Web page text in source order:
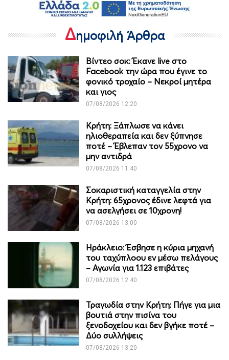
Δημοφιλή Άρθρα
Βίντεο σοκ: Έκανε live στο
Facebook την ώρα που έγινε το
φονικό τροχαίο – Νεκροί μητέρα
και γιος
07/08/2026 12:20
Κρήτη: Ξάπλωσε να κάνει
ηλιοθεραπεία και δεν ξύπνησε
ποτέ – Έβλεπαν τον 55χρονο να
μην αντιδρά
07/08/2026 11:40
Σοκαριστική καταγγελία στην
Κρήτη: 65χρονος έδινε λεφτά για
να ασελγήσει σε 10χρονη!
07/08/2026 13:00
Ηράκλειο: Έσβησε η κύρια μηχανή
του ταχύπλοου εν μέσω πελάγους
– Αγωνία για 1.123 επιβάτες
07/08/2026 12:40
Τραγωδία στην Κρήτη: Πήγε για μια
βουτιά στην πισίνα του
ξενοδοχείου και δεν βγήκε ποτέ –
Δύο συλλήψεις
07/08/2026 13:20